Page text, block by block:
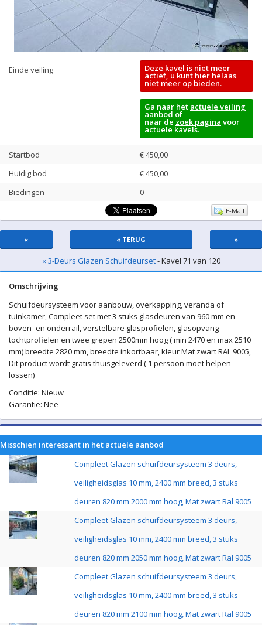
Einde veiling Deze kavel is niet meer
actief, u kunt hier helaas
niet meer op bieden.
Ga naar het actuele veiling
aanbod of
naar de zoek pagina voor
actuele kavels.
Startbod
€ 450,00
Huidig bod
€450,00
Biedingen
0
E-Mail
« « TERUG »
« 3-Deurs Glazen Schuifdeurset- Kavel 71 van 120
Omschrijving
Schuifdeursysteem voor aanbouw, overkapping, veranda of
tuinkamer, Compleet set met 3 stuks glasdeuren van 960 mm en
boven- en onderrail, verstelbare glasprofielen, glasopvang-
tochtprofielen en twee grepen 2500mm hoog ( min 2470 en max 2510
mm) breedte 2820 mm, breedte inkortbaar, kleur Mat zwart RAL 9005,
Dit product wordt gratis thuisgeleverd ( 1 persoon moet helpen
lossen)
Conditie: Nieuw
Garantie: Nee
Misschien interessant in het actuele aanbod
Compleet Glazen schuifdeursysteem 3 deurs,
veiligheidsglas 10 mm, 2400 mm breed, 3 stuks
deuren 820 mm 2000 mm hoog, Mat zwart Ral 9005
Compleet Glazen schuifdeursysteem 3 deurs,
veiligheidsglas 10 mm, 2400 mm breed, 3 stuks
deuren 820 mm 2050 mm hoog, Mat zwart Ral 9005
Compleet Glazen schuifdeursysteem 3 deurs,
veiligheidsglas 10 mm, 2400 mm breed, 3 stuks
deuren 820 mm 2100 mm hoog, Mat zwart Ral 9005